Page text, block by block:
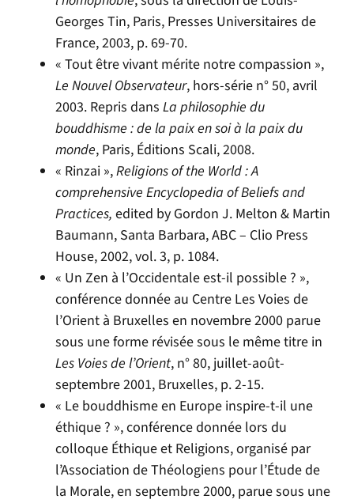
Georges Tin, Paris, Presses Universitaires de
France, 2003, p. 69-70.
« Tout être vivant mérite notre compassion »,
Le Nouvel Observateur, hors-série n° 50, avril
2003. Repris dans La philosophie du
bouddhisme :de la paix en soi à la paix du
monde, Paris, Éditions Scali, 2008.
« Rinzai »,Religions of the World : A
comprehensive Encyclopedia of Beliefs and
Practices, edited by Gordon J. Melton & Martin
Baumann, Santa Barbara, ABC – Clio Press
House, 2002, vol. 3, p. 1084.
« Un Zen à l’Occidentale est-il possible ? »,
conférence donnée au Centre Les Voies de
l’Orient à Bruxelles en novembre 2000 parue
sous une forme révisée sous le même titre in
Les Voies de l’Orient, n° 80, juillet-août-
septembre 2001, Bruxelles, p. 2-15.
« Le bouddhisme en Europe inspire-t-il une
éthique ? », conférence donnée lors du
colloque Éthique et Religions, organisé par
l’Association de Théologiens pour l’Étude de
la Morale, en septembre 2000, parue sous une